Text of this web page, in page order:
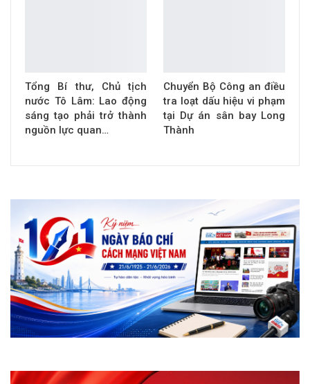
Tổng Bí thư, Chủ tịch
nước Tô Lâm: Lao động
sáng tạo phải trở thành
nguồn lực quan…
Chuyển Bộ Công an điều
tra loạt dấu hiệu vi phạm
tại Dự án sân bay Long
Thành